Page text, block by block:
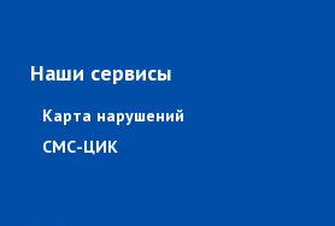
Наши сервисы
Карта нарушений
СМС-ЦИК